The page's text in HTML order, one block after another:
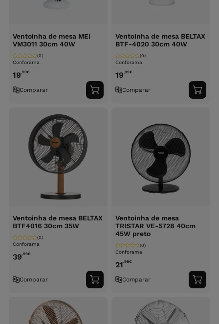
Ventoinha de mesa MEI
VM3011 30cm 40W
Conforama
(0)
19,99€
Comparar
Adicionar
ao
Ventoinha de mesa BELTAX
BTF-4020 30cm 40W
Conforama
(0)
19,99€
Comparar
ao
Ventoinha de mesa BELTAX
BTF4016 30cm 35W
Conforama
(0)
39,99€
Comparar
Adicionar
ao
Ventoinha de mesa
TRISTAR VE-5728 40cm
45W preto
Conforama
(0)
21,99€
Comparar
ao